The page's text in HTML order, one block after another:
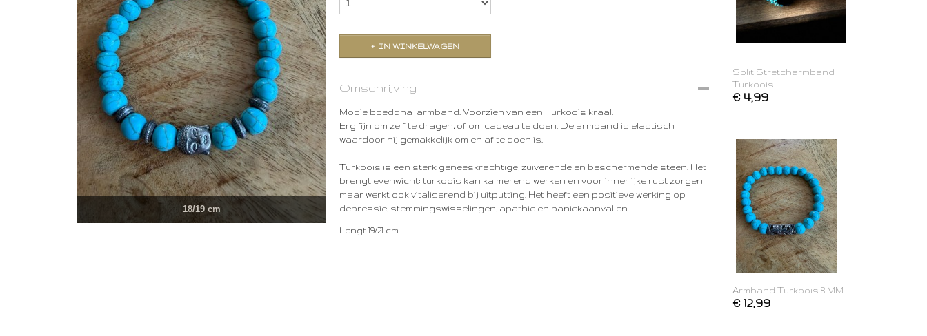
18/19 cm
IN WINKELWAGEN
Omschrijving
Mooie boeddha armband. Voorzien van een Turkoois kraal.
Erg fijn om zelf te dragen, of om cadeau te doen. De armband is elastisch
waardoor hij gemakkelijk om en af te doen is.
Turkoois is een sterk geneeskrachtige, zuiverende en beschermende steen. Het
brengt evenwicht: turkoois kan kalmerend werken en voor innerlijke rust zorgen
maar werkt ook vitaliserend bij uitputting. Het heeft een positieve werking op
depressie, stemmingswisselingen, apathie en paniekaanvallen.
Lengt 19/21 cm
Split Stretcharmband
Turkoois
€ 4,99
Armband Turkoois 8 MM
€ 12,99